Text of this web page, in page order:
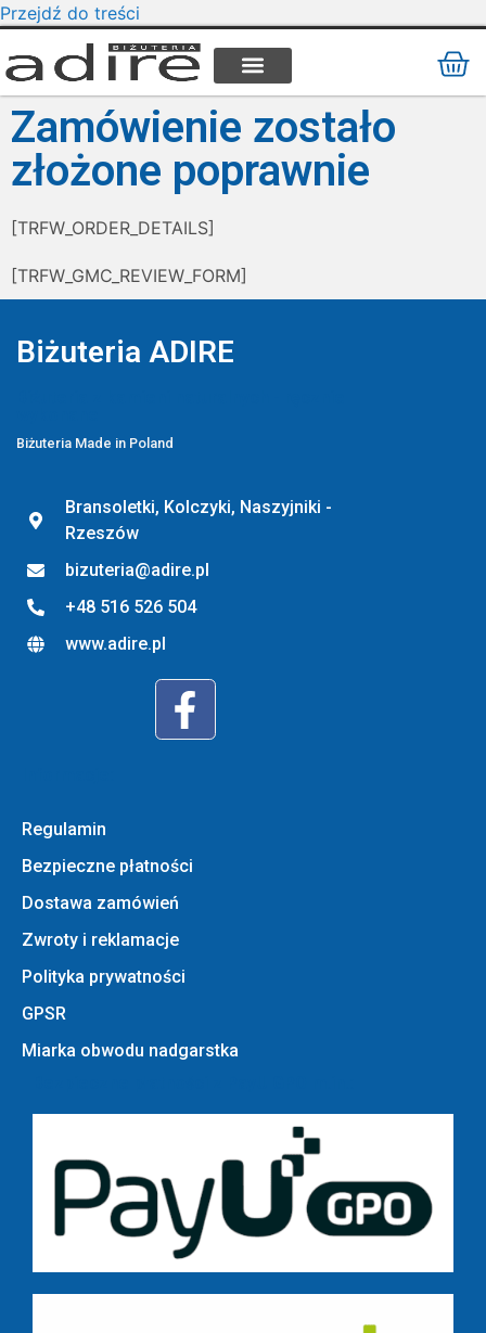
Przejdź do treści
Zamówienie zostało
złożone poprawnie
[TRFW_ORDER_DETAILS]
[TRFW_GMC_REVIEW_FORM]
Biżuteria ADIRE
Biżuteria Made in Poland
Bransoletki, Kolczyki, Naszyjniki -
Rzeszów
bizuteria@adire.pl
+48 516 526 504
www.adire.pl
Regulamin
Bezpieczne płatności
Dostawa zamówień
Zwroty i reklamacje
Polityka prywatności
GPSR
Miarka obwodu nadgarstka